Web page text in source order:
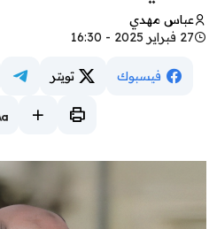
عباس مهدي
27 فبراير 2025 - 16:30
فيسبوك تويتر